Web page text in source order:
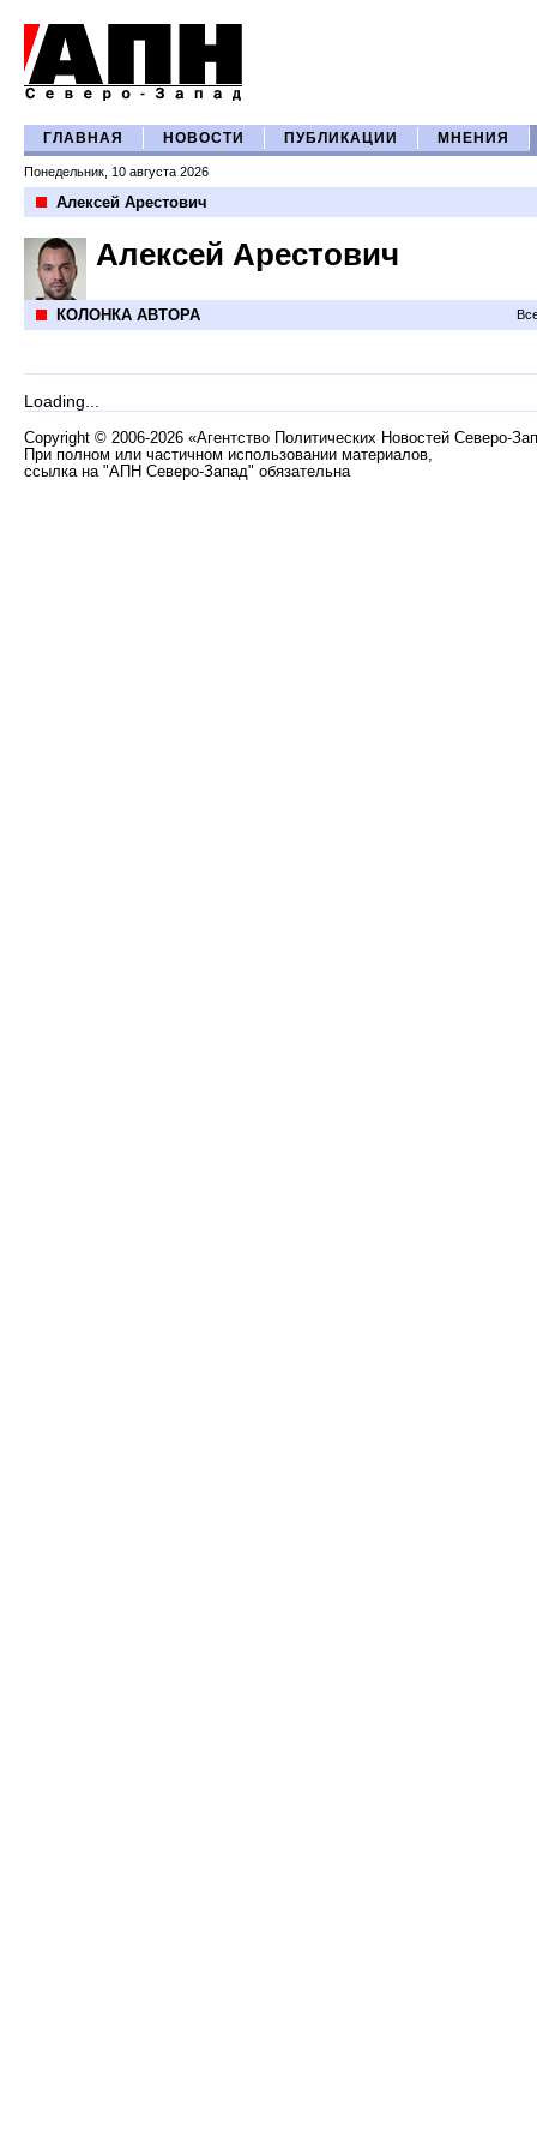
ГЛАВНАЯ НОВОСТИ ПУБЛИКАЦИИ МНЕНИЯ
Понедельник, 10 августа 2026
Алексей Арестович
Алексей Арестович
КОЛОНКА АВТОРА
Loading...
Copyright © 2006-2026 «Агентство Политических Новостей Северо-
При полном или частичном использовании материалов,
ссылка на "АПН Северо-Запад" обязательна